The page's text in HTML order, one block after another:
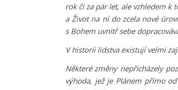
rok či za pár let, ale vzhledem k
a Život na ní do zcela nové
s Bohem uvnitř sebe
V historii lidstva existují velmi
Některé změny nepřicházely
výhoda, jež je Plánem přímo od